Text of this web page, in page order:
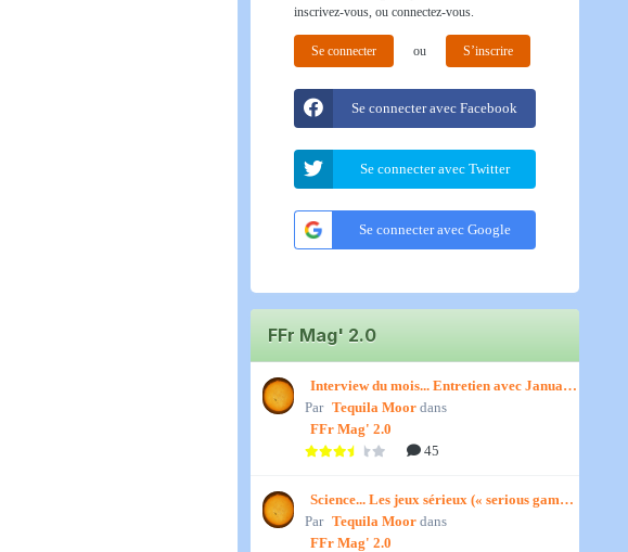
inscrivez-vous, ou connectez-vous.
Se connecter ou S’inscrire
Se connecter avec Facebook
Se connecter avec Twitter
Se connecter avec Google
FFr Mag' 2.0
Interview du mois... Entretien avec January,
par Titenath
Par Tequila Moor dans
FFr Mag' 2.0
45
Science... Les jeux sérieux (« serious games
») par Jedino
Par Tequila Moor dans
FFr Mag' 2.0